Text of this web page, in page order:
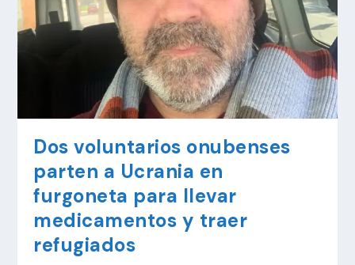
Dos voluntarios onubenses
parten a Ucrania en
furgoneta para llevar
medicamentos y traer
refugiados